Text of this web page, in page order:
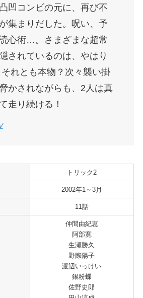
凹コンビの元に、再び不
集まりだした。呪い、予
心術…。さまざまな超常
されているのは、やはり
それとも本物？次々襲い掛
かされながらも、2人は真
走り続ける！
トリック2
2002年1～3月
11話
仲間由紀恵
阿部寛
生瀬勝久
野際陽子
渡辺いっけい
銀粉蝶
佐野史郎